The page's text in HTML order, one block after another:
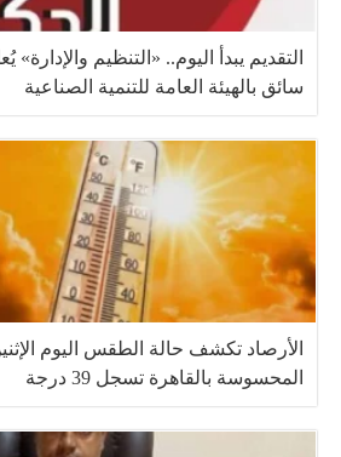
سائق بالهيئة العامة للتنمية الصناعية
المحسوسة بالقاهرة تسجل 39 درجة